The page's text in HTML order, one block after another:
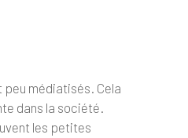
médiatisés. Cela
dans la société.
les petites